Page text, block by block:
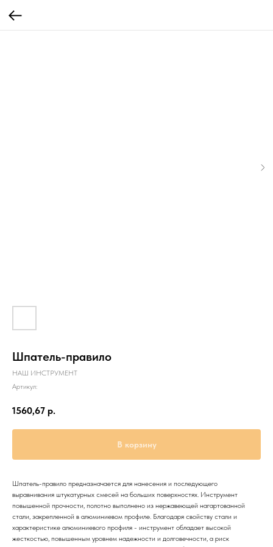
Шпатель-правило
НАШ ИНСТРУМЕНТ
Артикул:
1560,67 р.
В корзину
Шпатель-правило предназначается для нанесения и последующего
выравнивания штукатурных смесей на больших поверхностях. Инструмент
повышенной прочности, полотно выполнено из нержавеющей нагартованной
стали, закрепленной в алюминиевом профиле. Благодаря свойству стали и
характеристике алюминиевого профиля - инструмент обладает высокой
жесткостью, повышенным уровнем надежности и долговечности, а риск